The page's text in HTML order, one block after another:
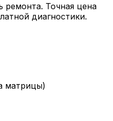
ремонта. Точная цена
диагностики.
матрицы)